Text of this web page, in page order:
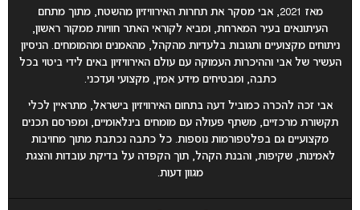
מאז 2021, אבי מסקר את תחרות האירוויזיון מהשטח, מתוך מתחם
העיתונאים בעיר המארחת, ומביא לקוראי האתר חוויות ממקור ראשון,
ניתוחים מקצועיים ותגובות בלעדיות מהקהל, מהאמנים ומהמומחים. הניסיון
העשיר של אבי וההיכרות העמוקה עם עולם האירוויזיון באים לידי ביטוי בכל
כתבה, ומבטיחים מידע אמין, מקצועי ועדכני.
אבי זכה להכרה כמוביל דעה בתחום האירוויזיון בישראל, מתראיין לכלי
תקשורת מרכזיים, משתף פעולה עם מומחים בינלאומיים, ומפרסם תכנים
מקצועיים גם בפלטפורמות נוספות. כל כתבה נכתבת מתוך מחויבות
לאמינות, שקיפות, והבנת הקהל, תוך הקפדה על בדיקת עובדות והצגת
מגוון דעות.